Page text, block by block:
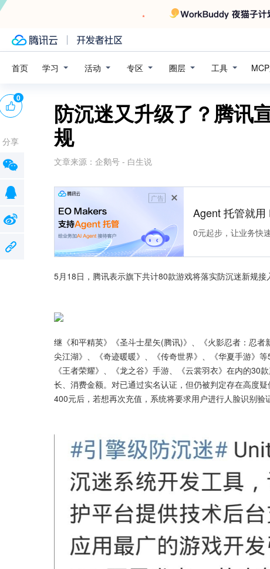
首页 学习 活动 专区 圈层 工具
防沉迷又升级了？腾讯
规
文章来源： 企鹅号 - 白生说
广告
Agent 托管就用
0元起步，让业务快
5月18日，腾讯表示旗下共计80款游戏将落实防沉迷新规接
继《和平精英》《圣斗士星矢(腾讯)》、《火影忍者：忍
尖江湖》、《奇迹暖暖》、《传奇世界》、《华夏手游》
《王者荣耀》、《龙之谷》手游、《云裳羽衣》在内的30
长、消费金额。对已通过实名认证，但仍被判定存在高度
400元后，若想再次充值，系统将要求用户进行人脸识别验
0
分享